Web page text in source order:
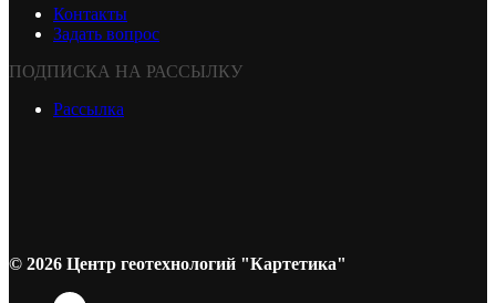
Контакты
Задать вопрос
ПОДПИСКА НА РАССЫЛКУ
Рассылка
© 2026 Центр геотехнологий "Картетика"